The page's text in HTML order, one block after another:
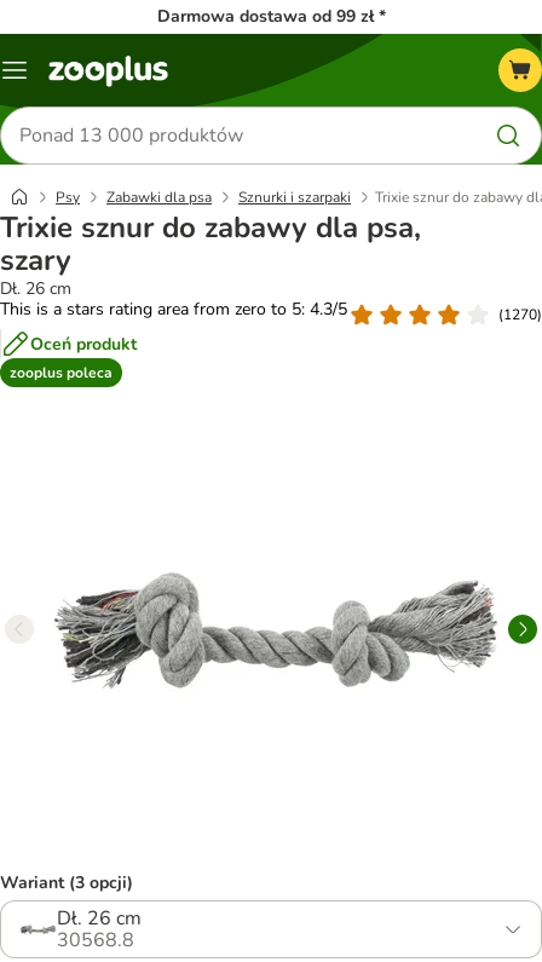
Darmowa dostawa od 99 zł *
Menu
Szukaj
produktów
Psy Zabawki dla psa Sznurki i szarpaki Trixie sznur do zabawy
Trixie sznur do zabawy dla psa,
szary
Dł. 26 cm
This is a stars rating area from zero to 5: 4.3/5
(1270)
Oceń produkt
zooplus poleca
Wariant (3 opcji)
Dł. 26 cm
30568.8